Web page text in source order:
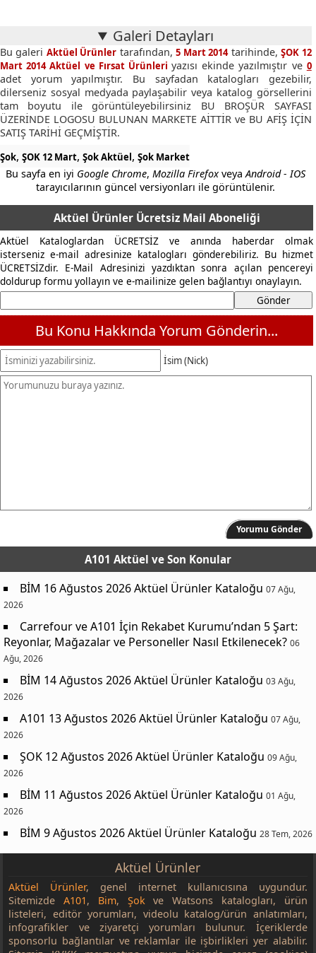
Galeri Detayları
Bu galeri Aktüel Ürünler tarafından,5 Mart 2014tarihinde,ŞOK 12
Mart 2014 Aktüel ve Fırsat Ürünleriyazısı ekinde yazılmıştır ve 0
adet yorum yapılmıştır. Bu sayfadan katalogları gezebilir,
dilerseniz sosyal medyada paylaşabilir veya katalog görsellerini
tam boyutu ile görüntüleyebilirsiniz BU BROŞÜR SAYFASI
ÜZERİNDE LOGOSU BULUNAN MARKETE AİTTİR ve BU AFİŞ İÇİN
SATIŞ TARİHİ GEÇMİŞTİR.
Şok, ŞOK 12 Mart, Şok Aktüel, Şok Market
Bu sayfa en iyi Google Chrome,Mozilla Firefox veyaAndroid - IOS
tarayıcılarının güncel versiyonları ile görüntülenir.
Aktüel Ürünler Ücretsiz Mail Aboneliği
Aktüel Kataloglardan ÜCRETSİZ ve anında haberdar olmak
isterseniz e-mail adresinize katalogları gönderebiliriz. Bu hizmet
ÜCRETSİZdir. E-Mail Adresinizi yazdıktan sonra açılan pencereyi
doldurup formu yollayın ve e-mailinize gelen bağlantıyı onaylayın.
Bu Konu Hakkında Yorum Gönderin...
İsim (Nick)
Yorumu Gönder
A101 Aktüel ve Son Konular
BİM 16 Ağustos 2026 Aktüel Ürünler Kataloğu 07 Ağu,
2026
Carrefour ve A101 İçin Rekabet Kurumu’ndan 5 Şart:
Reyonlar, Mağazalar ve Personeller Nasıl Etkilenecek? 06
Ağu, 2026
BİM 14 Ağustos 2026 Aktüel Ürünler Kataloğu 03 Ağu,
2026
A101 13 Ağustos 2026 Aktüel Ürünler Kataloğu 07 Ağu,
2026
ŞOK 12 Ağustos 2026 Aktüel Ürünler Kataloğu 09 Ağu,
2026
BİM 11 Ağustos 2026 Aktüel Ürünler Kataloğu 01 Ağu,
2026
BİM 9 Ağustos 2026 Aktüel Ürünler Kataloğu 28 Tem, 2026
Aktüel Ürünler
Aktüel Ürünler, genel internet kullanıcısına uygundur.
SitemizdeA101, Bim, Şokve Watsons katalogları, ürün
listeleri, editör yorumları, videolu katalog/ürün anlatımları,
infografikler ve ziyaretçi yorumları bulunur. İçeriklerde
sponsorlu bağlantılar ve reklamlar ile işbirlikleri yer alabilir.